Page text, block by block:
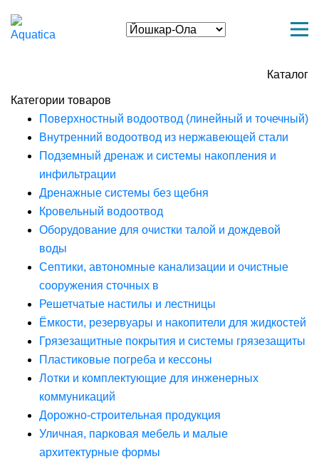
Каталог
Категории товаров
Поверхностный водоотвод (линейный и точечный)
Внутренний водоотвод из нержавеющей стали
Подземный дренаж и системы накопления и
инфильтрации
Дренажные системы без щебня
Кровельный водоотвод
Оборудование для очистки талой и дождевой
воды
Септики, автономные канализации и очистные
сооружения сточных в
Решетчатые настилы и лестницы
Ёмкости, резервуары и накопители для жидкостей
Грязезащитные покрытия и системы грязезащиты
Пластиковые погреба и кессоны
Лотки и комплектующие для инженерных
коммуникаций
Дорожно-строительная продукция
Уличная, парковая мебель и малые
архитектурные формы